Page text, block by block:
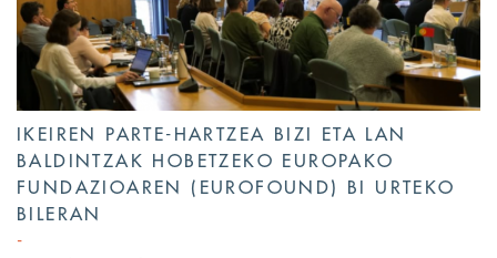
IKEIREN PARTE-HARTZEA BIZI ETA LAN
BALDINTZAK HOBETZEKO EUROPAKO
FUNDAZIOAREN (EUROFOUND) BI URTEKO
BILERAN